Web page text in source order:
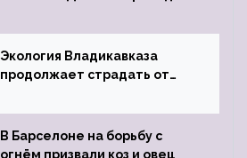
Экология Владикавказа
продолжает страдать от
В Барселоне на борьбу с
огнём призвали коз и овец